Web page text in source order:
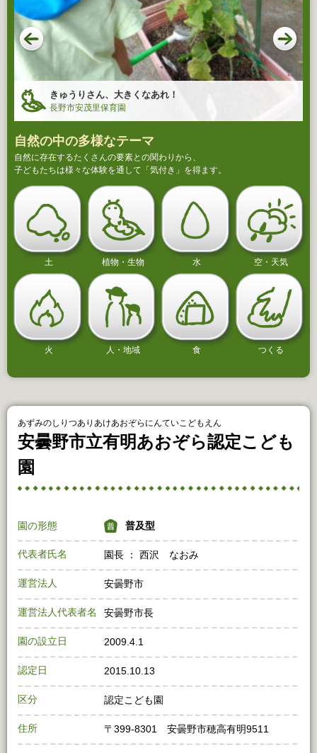
きゅうりさん、大きくなあれ！
長野市安茂里保育園
自然の中の多様なテーマ
自然に存在するたくさんの要素との関わりから、
子どもたちは様々な体験を通して「気付き」を得ます。
土 植物・生物 水 空・天気
火 人・地域 食 つくる
あずみのしりつありあけあおぞらにんていこどもえん
安曇野市立有明あおぞら認定こども
園
園の形態 普及型
代表者氏名 園長 ： 西沢 なおみ
運営法人 安曇野市
運営法人代表者名 安曇野市長
園の設立日 2009.4.1
認定日 2015.10.13
区分 認定こども園
住所 〒399-8301 安曇野市穂高有明9511